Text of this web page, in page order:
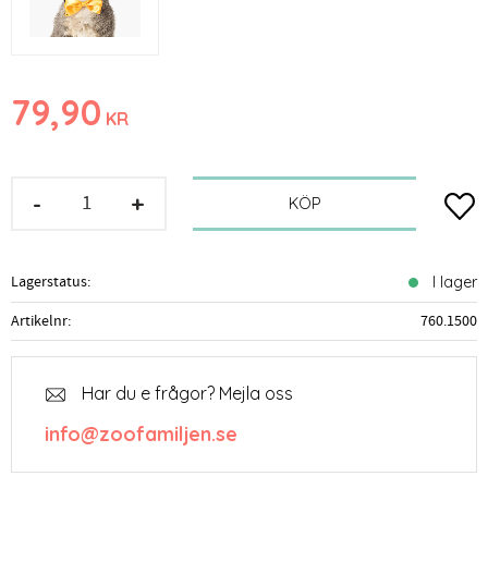
79,90 KR
+
- KÖP
Lagerstatus I lager
Artikelnr 760.1500
Har du e frågor? Mejla oss
info@zoofamiljen.se